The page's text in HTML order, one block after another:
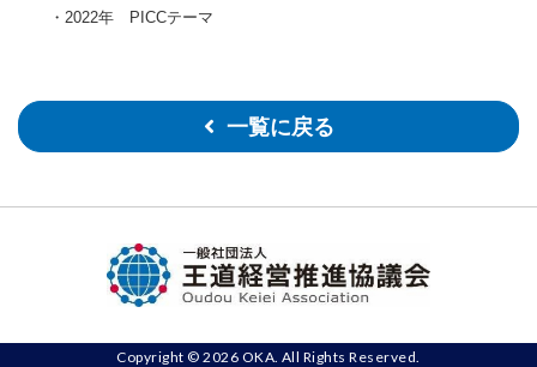
・2022年 PICCテーマ
一覧に戻る
Copyright © 2026 OKA. All Rights Reserved.